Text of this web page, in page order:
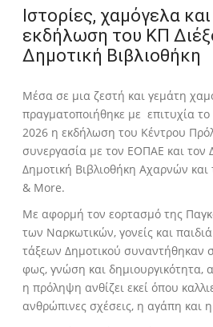
Ιστορίες, χαμόγελα
εκδήλωση του ΚΠ
Δημοτική Βιβλιοθήκη
Μέσα σε μια ζεστή και γεμάτη
πραγματοποιήθηκε με επιτυχία
2026 η εκδήλωση του Κέντρου
συνεργασία με τον ΕΟΠΑΕ και
Δημοτική Βιβλιοθήκη Αχαρνών
& More.
Με αφορμή τον εορτασμό της
των Ναρκωτικών, γονείς και
τάξεων Δημοτικού συναντήθηκαν
φως, γνώση και δημιουργικότητα,
η πρόληψη ανθίζει εκεί όπου
ανθρώπινες σχέσεις, η αγάπη και